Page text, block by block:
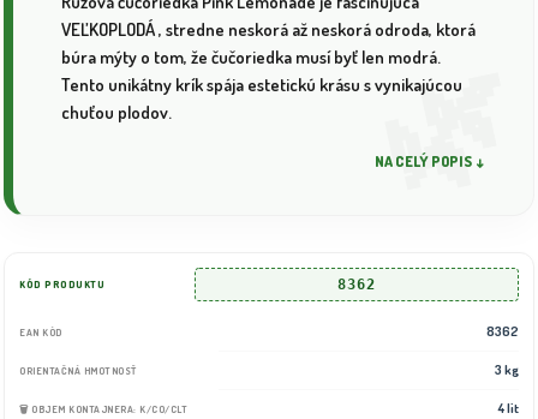
VEĽKOPLODÁ , stredne neskorá až neskorá odroda, ktorá
búra mýty o tom, že čučoriedka musí byť len modrá.
Tento unikátny krík spája estetickú krásu s vynikajúcou
chuťou plodov.
NA CELÝ POPIS ↓
KÓD PRODUKTU 8362
EAN KÓD 8362
ORIENTAČNÁ HMOTNOSŤ 3 kg
🗑️ OBJEM KONTAJNERA: K/CO/CLT 4 lit